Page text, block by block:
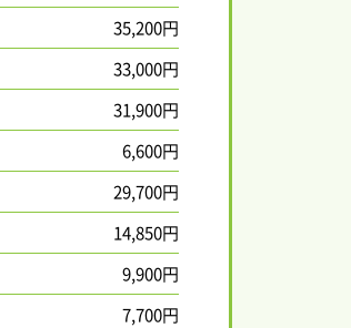
35,200円
33,000円
31,900円
6,600円
29,700円
14,850円
9,900円
7,700円